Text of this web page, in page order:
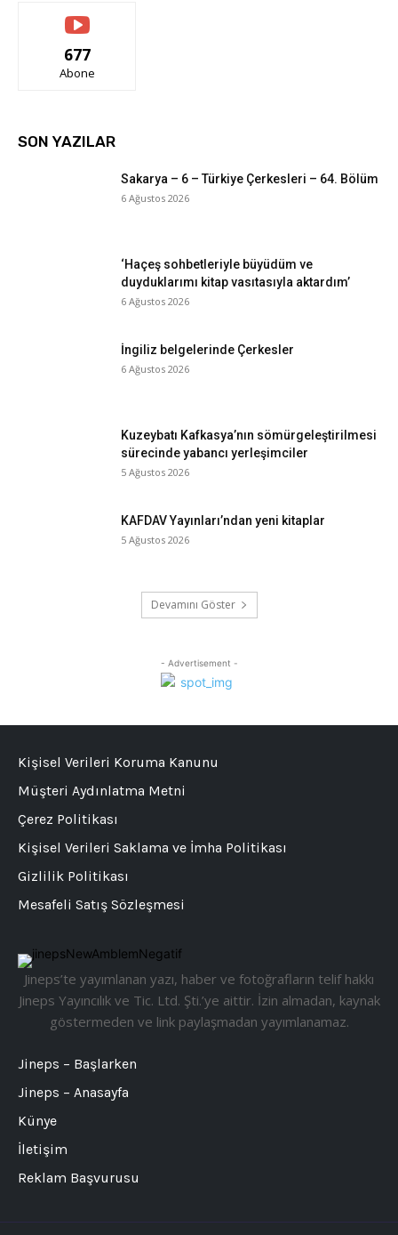
677
Abone
SON YAZILAR
Sakarya – 6 – Türkiye Çerkesleri – 64. Bölüm
6 Ağustos 2026
‘Haçeş sohbetleriyle büyüdüm ve
duyduklarımı kitap vasıtasıyla aktardım’
6 Ağustos 2026
İngiliz belgelerinde Çerkesler
6 Ağustos 2026
Kuzeybatı Kafkasya’nın sömürgeleştirilmesi
sürecinde yabancı yerleşimciler
5 Ağustos 2026
KAFDAV Yayınları’ndan yeni kitaplar
5 Ağustos 2026
Devamını Göster
- Advertisement -
Jineps’te yayımlanan yazı, haber ve fotoğrafların telif hakkı
Jineps Yayıncılık ve Tic. Ltd. Şti.’ye aittir. İzin almadan, kaynak
göstermeden ve link paylaşmadan yayımlanamaz.
Jineps – Başlarken
Jineps – Anasayfa
Künye
İletişim
Reklam Başvurusu
Kişisel Verileri Koruma Kanunu
Müşteri Aydınlatma Metni
Çerez Politikası
Kişisel Verileri Saklama ve İmha Politikası
Gizlilik Politikası
Mesafeli Satış Sözleşmesi